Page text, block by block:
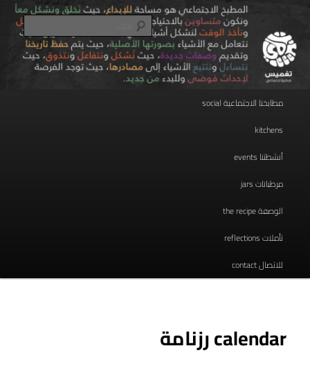
المحتوى
الأساسيtaghmees تغميس
مطبخ اجتماعي
بحث
مطابخنا الاجتماعية social
kitchens
أنشطتنا events
مرطبانات jars
الوصفة the recipe
تأملات reflections
للاتصال contact
calendar رزنامة